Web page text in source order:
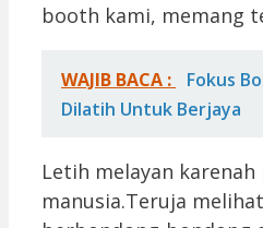
booth kami, memang
WAJIB BACA :
Fokus
Dilatih Untuk Berjaya
Letih melayan
manusia.Teruja